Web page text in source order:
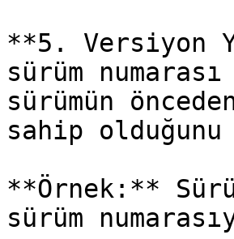
**5. Versiyon
sürüm
sürümün
sahip
**Örnek:**
sürüm